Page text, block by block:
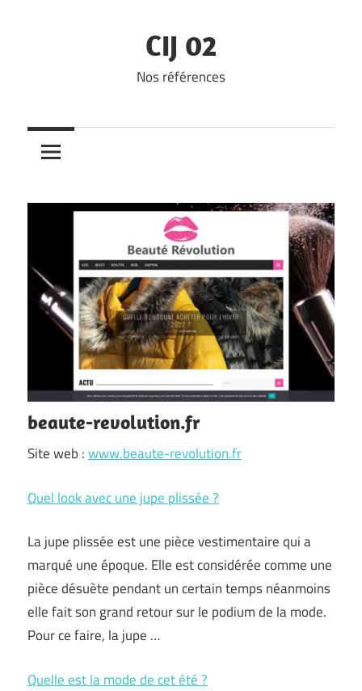
CIJ 02
Nos références
beaute-revolution.fr
Site web :www.beaute-revolution.fr
Quel look avec une jupe plissée ?
La jupe plissée est une pièce vestimentaire qui a
marqué une époque. Elle est considérée comme une
pièce désuète pendant un certain temps néanmoins
elle fait son grand retour sur le podium de la mode.
Pour ce faire, la jupe …
Quelle est la mode de cet été ?